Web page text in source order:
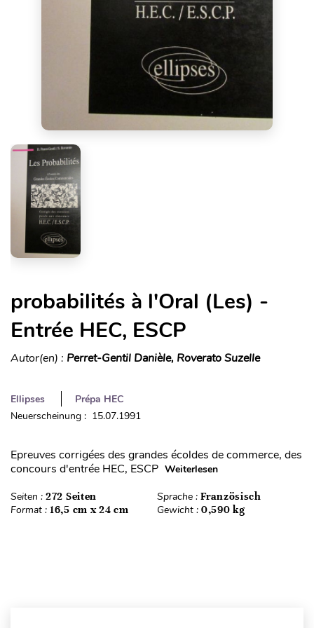
probabilités à l'Oral (Les) -
Entrée HEC, ESCP
Autor(en) : Perret-Gentil Danièle, Roverato Suzelle
Ellipses
Prépa HEC
Neuerscheinung : 15.07.1991
Epreuves corrigées des grandes écoldes de commerce, des
concours d'entrée HEC, ESCP Weiterlesen
Seiten : 272 Seiten Sprache : Französisch
Format : 16,5 cm x 24 cm Gewicht : 0,590 kg